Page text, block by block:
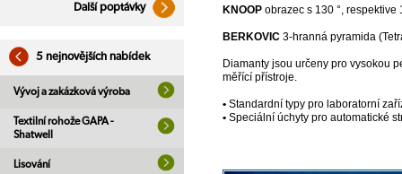
Další poptávky
5 nejnovějších nabídek
Vývoj a zakázková výroba
Textilní rohože GAPA -
Shatwell
Lisování
KNOOP obrazec s 130 °, respektive
BERKOVIC 3-hranná pyramida
Diamanty jsou určeny pro vysokou
měřící přístroje.
• Standardní typy pro laboratorní
• Speciální úchyty pro automatické